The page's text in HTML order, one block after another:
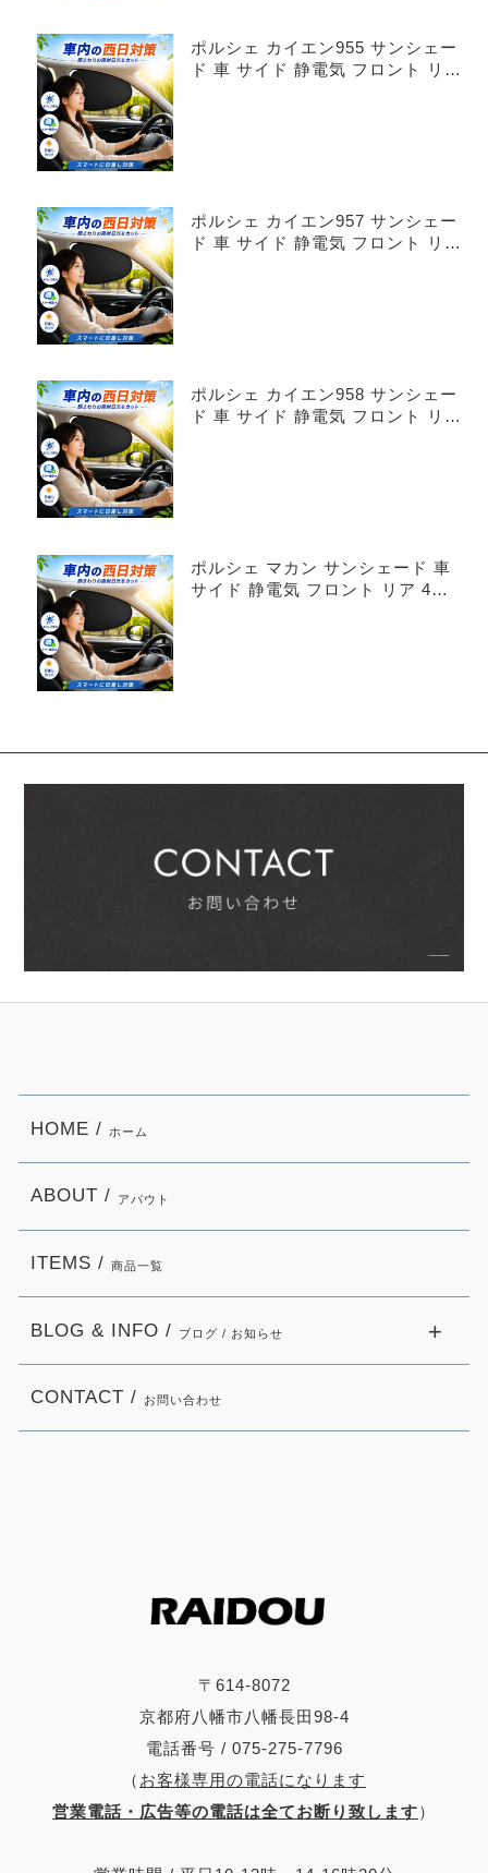
ポルシェ カイエン955 サンシェー
ド 車 サイド 静電気 フロント リア
ポルシェ カイエン957 サンシェー
ド 車 サイド 静電気 フロント リア
ポルシェ カイエン958 サンシェー
ド 車 サイド 静電気 フロント リア
ポルシェ マカン サンシェード 車
サイド 静電気 フロント リア 4枚
〒614-8072
京都府八幡市八幡長田98-4
電話番号 / 075-275-7796
（ お客様専用の電話になります
営業電話・広告等の電話は全てお断り致します）
HOME / ホーム
ABOUT / アバウト
ITEMS / 商品一覧
BLOG & INFO / ブログ / お知らせ
CONTACT / お問い合わせ